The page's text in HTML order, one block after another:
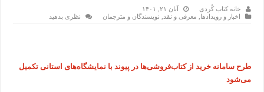
خانه کتاب کُردی
آبان ۲۱, ۱۴۰۱
اخبار و رویدادها
معرفی و نقد نویسندگان و مترجمان نظری بدهید
طرح سامانه خرید از کتاب‌فروشی‌ها در پیوند با نمایشگاه‌های استانی تکمیل
می‌شود